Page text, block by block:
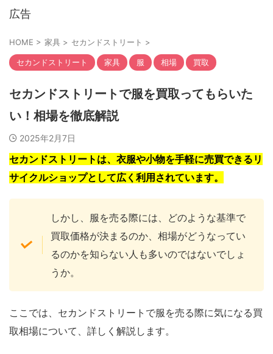
広告
HOME > 家具 > セカンドストリート >
セカンドストリート 家具 服 相場 買取
セカンドストリートで服を買取ってもらいた
い！相場を徹底解説
2025年2月7日
セカンドストリートは、衣服や小物を手軽に売買できるリ
サイクルショップとして広く利用されています。
しかし、服を売る際には、どのような基準で
買取価格が決まるのか、相場がどうなってい
るのかを知らない人も多いのではないでしょ
うか。
ここでは、セカンドストリートで服を売る際に気になる買
取相場について、詳しく解説します。